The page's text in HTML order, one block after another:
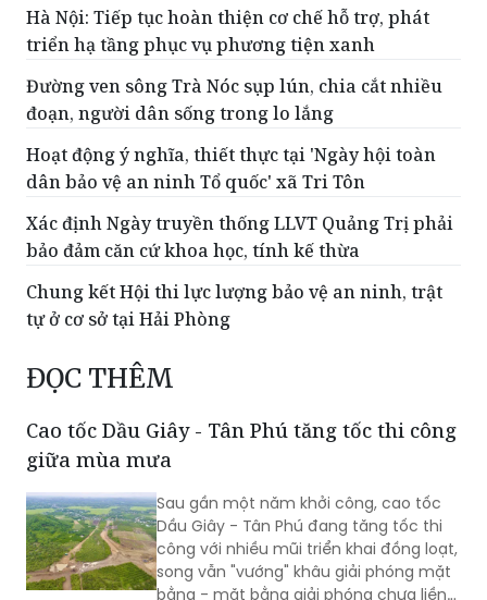
Hà Nội: Tiếp tục hoàn thiện cơ chế hỗ trợ, phát
triển hạ tầng phục vụ phương tiện xanh
Đường ven sông Trà Nóc sụp lún, chia cắt nhiều
đoạn, người dân sống trong lo lắng
Hoạt động ý nghĩa, thiết thực tại 'Ngày hội toàn
dân bảo vệ an ninh Tổ quốc' xã Tri Tôn
Xác định Ngày truyền thống LLVT Quảng Trị phải
bảo đảm căn cứ khoa học, tính kế thừa
Chung kết Hội thi lực lượng bảo vệ an ninh, trật
tự ở cơ sở tại Hải Phòng
ĐỌC THÊM
Cao tốc Dầu Giây - Tân Phú tăng tốc thi công
giữa mùa mưa
Sau gần một năm khởi công, cao tốc
Dầu Giây - Tân Phú đang tăng tốc thi
công với nhiều mũi triển khai đồng loạt,
song vẫn "vướng" khâu giải phóng mặt
bằng - mặt bằng giải phóng chưa liền